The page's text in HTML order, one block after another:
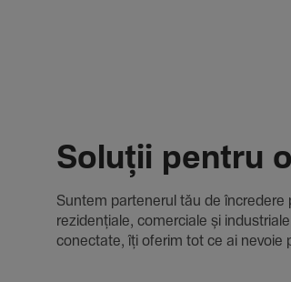
Soluții pentru
Suntem parte­nerul tău de încre­dere
rezi­den­țiale, comer­ciale și
conec­tate, îți oferim tot ce ai nevoie